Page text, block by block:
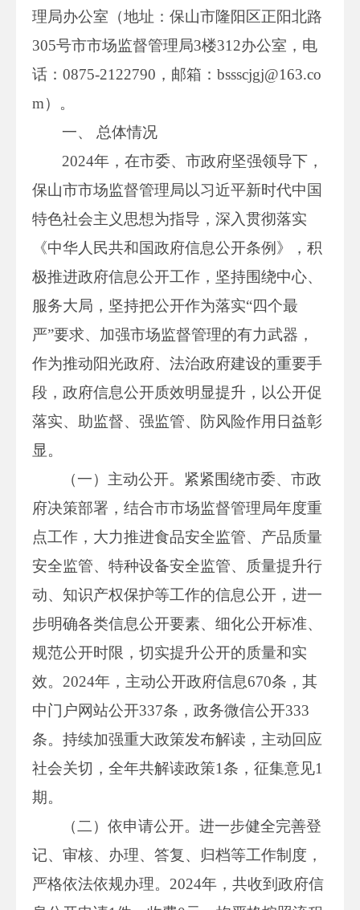
理局办公室（地址：保山市隆阳区正阳北路
305号市市场监督管理局3楼312办公室，电
话：0875-2122790，邮箱：bssscjgj@163.co
m）。
一、 总体情况
2024年，在市委、市政府坚强领导下，
保山市市场监督管理局以习近平新时代中国
特色社会主义思想为指导，深入贯彻落实
《中华人民共和国政府信息公开条例》，积
极推进政府信息公开工作，坚持围绕中心、
服务大局，坚持把公开作为落实“四个最
严”要求、加强市场监督管理的有力武器，
作为推动阳光政府、法治政府建设的重要手
段，政府信息公开质效明显提升，以公开促
落实、助监督、强监管、防风险作用日益彰
显。
（一）主动公开。紧紧围绕市委、市政
府决策部署，结合市市场监督管理局年度重
点工作，大力推进食品安全监管、产品质量
安全监管、特种设备安全监管、质量提升行
动、知识产权保护等工作的信息公开，进一
步明确各类信息公开要素、细化公开标准、
规范公开时限，切实提升公开的质量和实
效。2024年，主动公开政府信息670条，其
中门户网站公开337条，政务微信公开333
条。持续加强重大政策发布解读，主动回应
社会关切，全年共解读政策1条，征集意见1
期。
（二）依申请公开。进一步健全完善登
记、审核、办理、答复、归档等工作制度，
严格依法依规办理。2024年，共收到政府信